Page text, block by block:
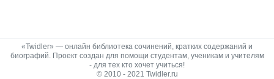
«Twidler» — онлайн библиотека сочинений, кратких содержаний и
биографий. Проект создан для помощи студентам, ученикам и учителям
- для тех кто хочет учиться!
© 2010 - 2021 Twidler.ru